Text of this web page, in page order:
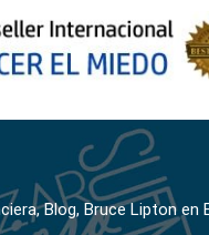
,Blog, Bruce Lipton en